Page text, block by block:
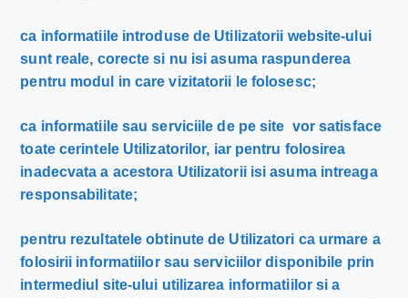
ca informatiile introduse de Utilizatorii website-ului
sunt reale, corecte si nu isi asuma raspunderea
pentru modul in care vizitatorii le folosesc;
ca informatiile sau serviciile de pe site vor satisface
toate cerintele Utilizatorilor, iar pentru folosirea
inadecvata a acestora Utilizatorii isi asuma intreaga
responsabilitate;
pentru rezultatele obtinute de Utilizatori ca urmare a
folosirii informatiilor sau serviciilor disponibile prin
intermediul site-ului utilizarea informatiilor si a